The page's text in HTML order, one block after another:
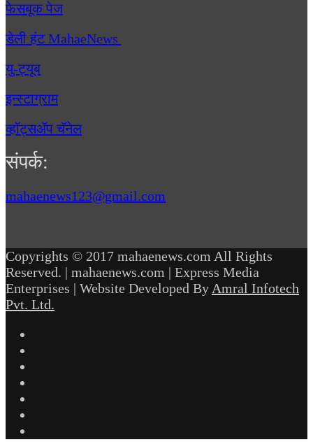
फेसबूक पेज
डेली हंट MahaeNews
यु-ट्यूब
इन्स्टाग्राम
व्हॉट्सॲप चॅनेल
संपर्क:
mahaenews123@gmail.com
Copyrights © 2017 mahaenews.com All Rights
Reserved. | mahaenews.com | Express Media
Enterprises | Website Developed By Amral Infotech
Pvt. Ltd.